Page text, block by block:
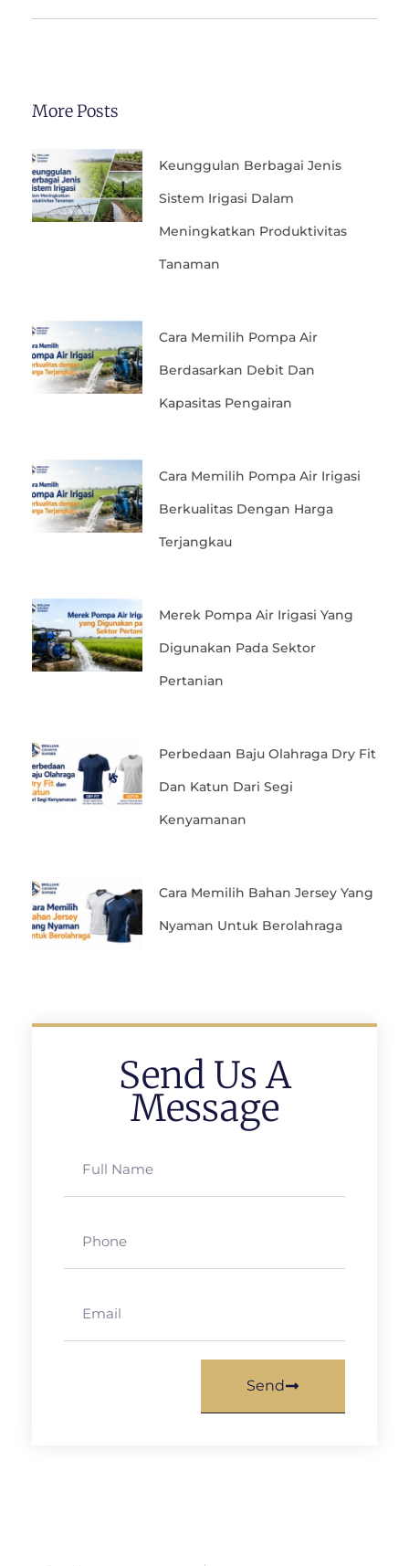
More Posts
Keunggulan Berbagai Jenis
Sistem Irigasi Dalam
Meningkatkan Produktivitas
Tanaman
Cara Memilih Pompa Air
Berdasarkan Debit Dan
Kapasitas Pengairan
Cara Memilih Pompa Air Irigasi
Berkualitas Dengan Harga
Terjangkau
Merek Pompa Air Irigasi Yang
Digunakan Pada Sektor
Pertanian
Perbedaan Baju Olahraga Dry Fit
Dan Katun Dari Segi
Kenyamanan
Cara Memilih Bahan Jersey Yang
Nyaman Untuk Berolahraga
Send Us A
Message
Send